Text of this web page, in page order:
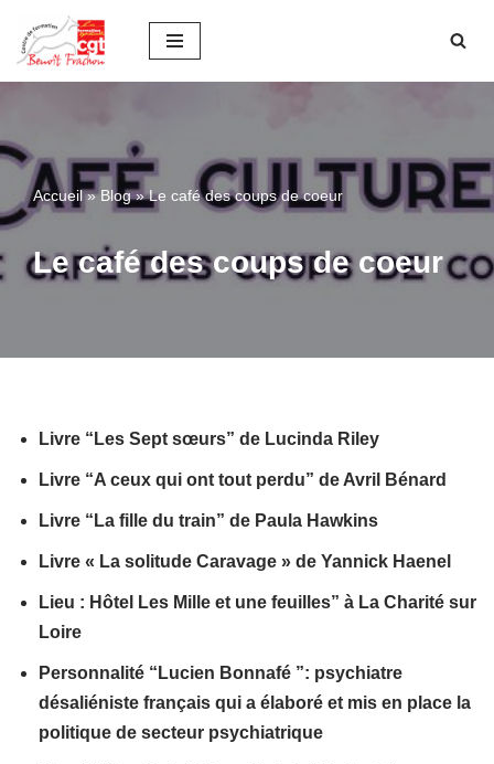
Aller
Accueil»Blog»Le café des coups de coeur
Le café des coups de coeur
Livre “Les Sept sœurs” de Lucinda Riley
Livre “A ceux qui ont tout perdu” de Avril Bénard
Livre “La fille du train” de Paula Hawkins
Livre « La solitude Caravage » de Yannick Haenel
Lieu : Hôtel Les Mille et une feuilles” à La Charité sur
Loire
Personnalité “Lucien Bonnafé ”: psychiatre
désaliéniste français qui a élaboré et mis en place la
politique de secteur psychiatrique